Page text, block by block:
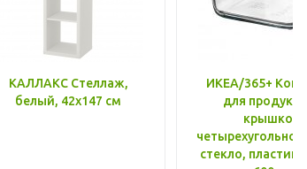
КАЛЛАКС Стеллаж,
белый, 42x147 см
ИКЕА/365+
для
крышкой,
стекло, пластик